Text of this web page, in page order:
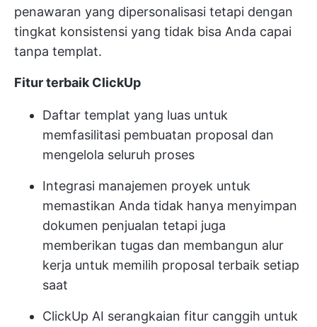
penawaran yang dipersonalisasi tetapi dengan
tingkat konsistensi yang tidak bisa Anda capai
tanpa templat.
Fitur terbaik ClickUp
Daftar templat yang luas untuk
memfasilitasi pembuatan proposal dan
mengelola seluruh proses
Integrasi manajemen proyek untuk
memastikan Anda tidak hanya menyimpan
dokumen penjualan tetapi juga
memberikan tugas dan membangun alur
kerja untuk memilih proposal terbaik setiap
saat
ClickUp AI serangkaian fitur canggih untuk